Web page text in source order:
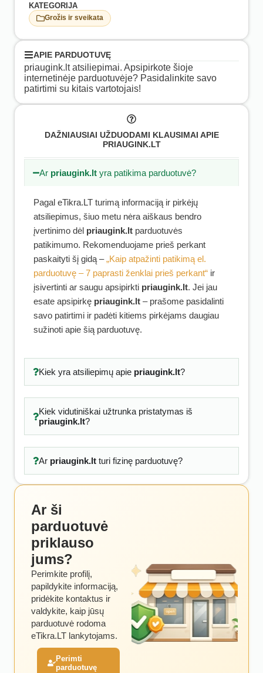
KATEGORIJA
Grožis ir sveikata
APIE PARDUOTUVĘ
priaugink.lt atsiliepimai. Apsipirkote šioje
internetinėje parduotuvėje? Pasidalinkite savo
patirtimi su kitais vartotojais!
DAŽNIAUSIAI UŽDUODAMI KLAUSIMAI APIE
PRIAUGINK.LT
Ar priaugink.lt yra patikima parduotuvė?
Pagal eTikra.LT turimą informaciją ir pirkėjų
atsiliepimus, šiuo metu nėra aiškaus bendro
įvertinimo dėl priaugink.lt parduotuvės
patikimumo. Rekomenduojame prieš perkant
paskaityti šį gidą –„Kaip atpažinti patikimą el.
parduotuvę – 7 paprasti ženklai prieš perkant“ ir
įsivertinti ar saugu apsipirkti priaugink.lt. Jei jau
esate apsipirkę priaugink.lt – prašome pasidalinti
savo patirtimi ir padėti kitiems pirkėjams daugiau
sužinoti apie šią parduotuvę.
Kiek yra atsiliepimų apie priaugink.lt?
Kiek vidutiniškai užtrunka pristatymas iš
priaugink.lt?
Ar priaugink.ltturi fizinę parduotuvę?
Ar ši
parduotuvė
priklauso
jums?
Perimkite profilį,
papildykite informaciją,
pridėkite kontaktus ir
valdykite, kaip jūsų
parduotuvė rodoma
eTikra.LT lankytojams.
Perimti
parduotuvę